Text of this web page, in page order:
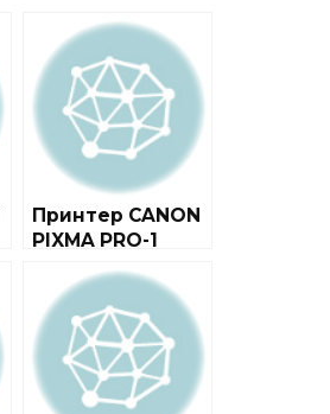
Принтер CANON
PIXMA PRO-1